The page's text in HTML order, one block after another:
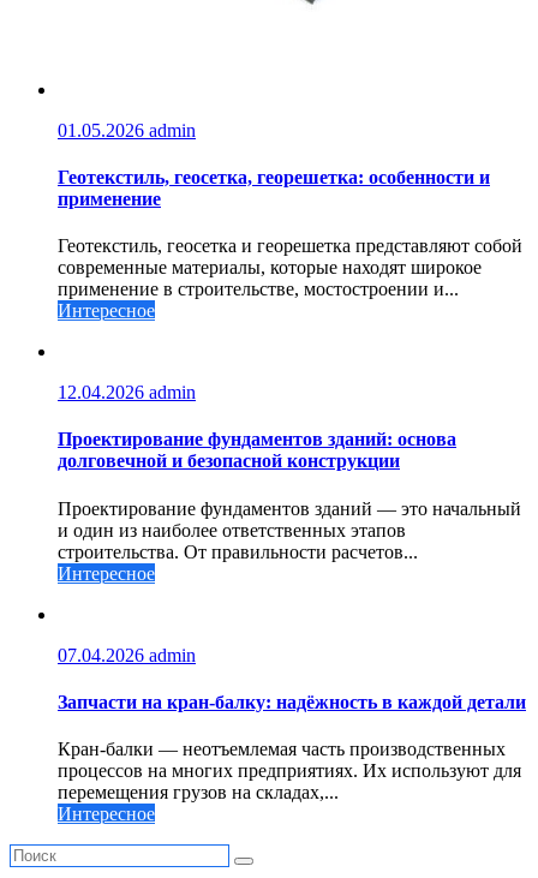
01.05.2026 admin
Геотекстиль, геосетка, георешетка: особенности и
применение
Геотекстиль, геосетка и георешетка представляют собой
современные материалы, которые находят широкое
применение в строительстве, мостостроении и...
Интересное
12.04.2026 admin
Проектирование фундаментов зданий: основа
долговечной и безопасной конструкции
Проектирование фундаментов зданий — это начальный
и один из наиболее ответственных этапов
строительства. От правильности расчетов...
Интересное
07.04.2026 admin
Запчасти на кран-балку: надёжность в каждой детали
Кран-балки — неотъемлемая часть производственных
процессов на многих предприятиях. Их используют для
перемещения грузов на складах,...
Интересное